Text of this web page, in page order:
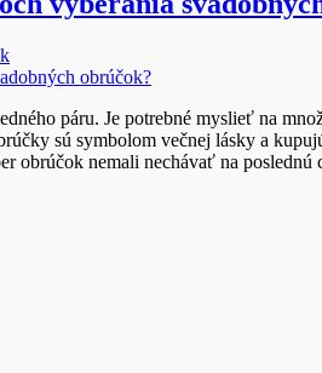
páru. Je potrebné myslieť na
sú symbolom večnej lásky a
obrúčok nemali nechávať na